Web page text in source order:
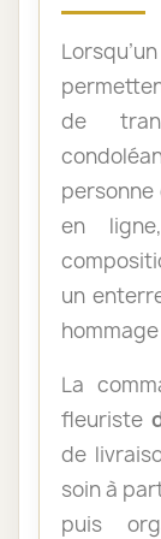
de
en
un
hommage
La
fleuriste
de
soin à
puis